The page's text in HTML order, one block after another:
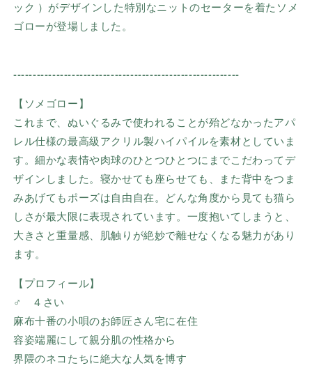
ック ）がデザインした特別なニットのセーターを着たソメ
ゴローが登場しました。
----------------------------------------------------------
【 ソメゴロー】
これまで、ぬいぐるみで使われることが殆どなかったアパ
レル仕様の最高級アクリル製ハイパイルを素材としていま
す。細かな表情や肉球のひとつひとつにまでこだわってデ
ザインしました。寝かせても座らせても、また背中をつま
みあげてもポーズは自由自在。どんな角度から見ても猫ら
しさが最大限に表現されています。一度抱いてしまうと、
大きさと重量感、肌触りが絶妙で離せなくなる魅力があり
ます。
【プロフィール】
♂ ４さい
麻布十番の小唄のお師匠さん宅に在住
容姿端麗にして親分肌の性格から
界隈のネコたちに絶大な人気を博す